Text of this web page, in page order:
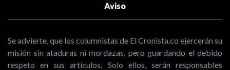
Aviso
Se advierte, que los columnistas de El Cronista.co ejercerán su
misión sin ataduras ni mordazas, pero guardando el debido
respeto en sus artículos. Solo ellos, serán responsables